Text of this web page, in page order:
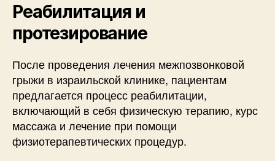
Реабилитация и
протезирование
После проведения лечения межпозвонковой
грыжи в израильской клинике, пациентам
предлагается процесс реабилитации,
включающий в себя физическую терапию, курс
массажа и лечение при помощи
физиотерапевтических процедур.